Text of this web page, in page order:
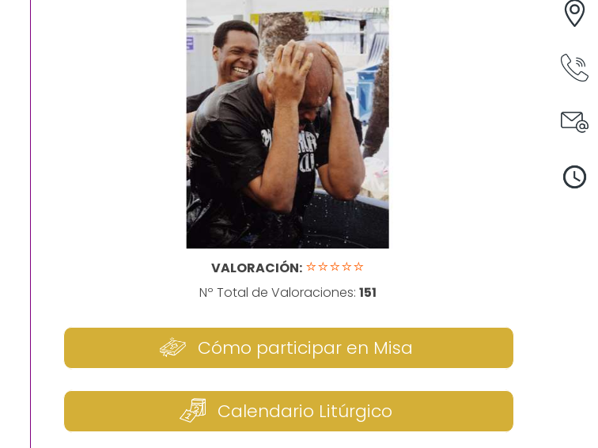
VALORACIÓN: ⭐⭐⭐⭐⭐
Nº Total de Valoraciones:151
Cómo participar en Misa
Calendario Litúrgico